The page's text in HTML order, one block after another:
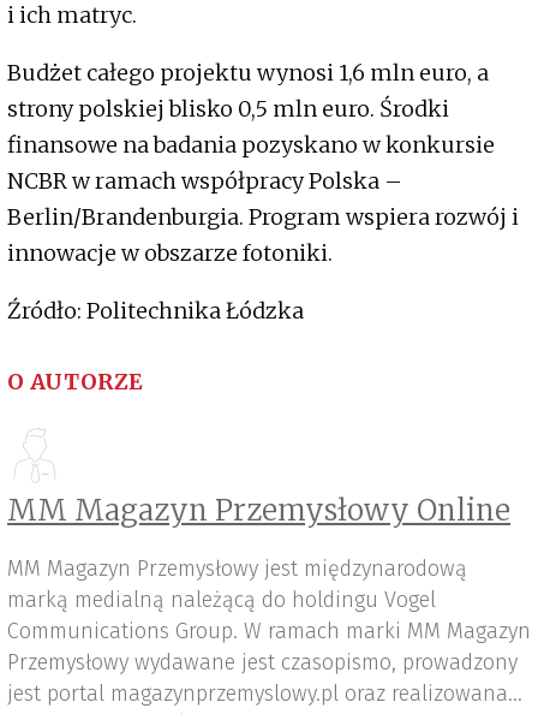
i ich matryc.
Budżet całego projektu wynosi 1,6 mln euro, a
strony polskiej blisko 0,5 mln euro. Środki
finansowe na badania pozyskano w konkursie
NCBR w ramach współpracy Polska –
Berlin/Brandenburgia. Program wspiera rozwój i
innowacje w obszarze fotoniki.
Źródło: Politechnika Łódzka
O AUTORZE
MM Magazyn Przemysłowy Online
MM Magazyn Przemysłowy jest międzynarodową
marką medialną należącą do holdingu Vogel
Communications Group. W ramach marki MM Magazyn
Przemysłowy wydawane jest czasopismo, prowadzony
jest portal magazynprzemyslowy.pl oraz realizowana